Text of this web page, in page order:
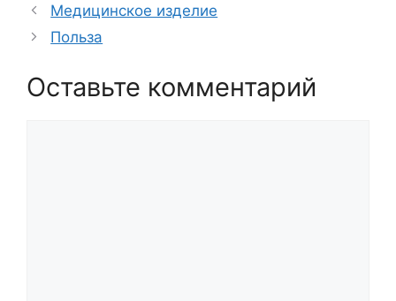
Медицинское изделие
Польза
Оставьте комментарий